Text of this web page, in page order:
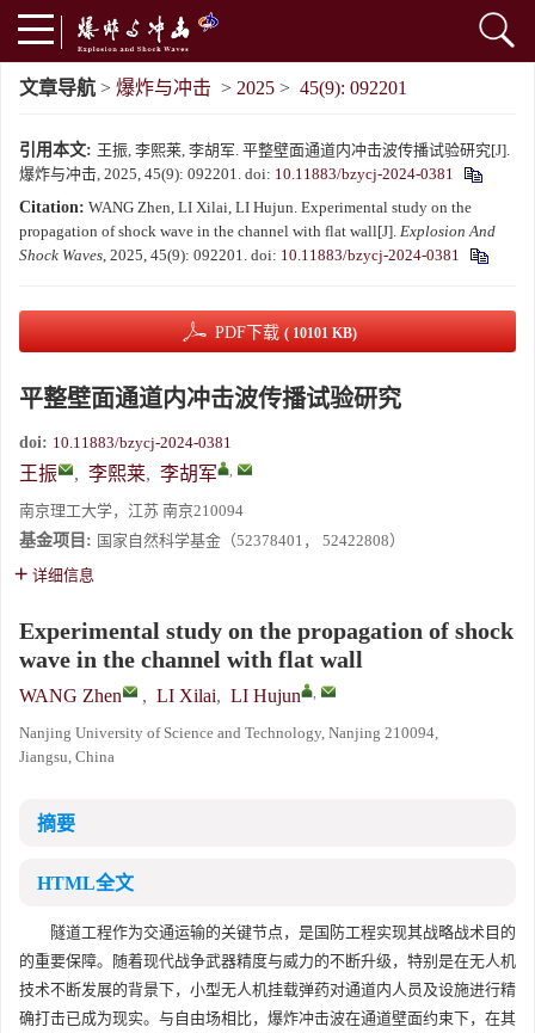
文章导航 > 爆炸与冲击 > 2025 > 45(9): 092201
引用本文: 王振, 李熙莱, 李胡军. 平整壁面通道内冲击波传播试验研究[J].
爆炸与冲击, 2025, 45(9): 092201. doi: 10.11883/bzycj-2024-0381
Citation: WANG Zhen, LI Xilai, LI Hujun. Experimental study on the
propagation of shock wave in the channel with flat wall[J]. Explosion And
Shock Waves, 2025, 45(9): 092201. doi: 10.11883/bzycj-2024-0381
PDF下载 ( 10101 KB)
平整壁面通道内冲击波传播试验研究
doi: 10.11883/bzycj-2024-0381
王振 , 李熙莱, 李胡军 ,
南京理工大学，江苏 南京210094
基金项目: 国家自然科学基金（52378401， 52422808）
详细信息
Experimental study on the propagation of shock
wave in the channel with flat wall
WANG Zhen , LI Xilai, LI Hujun ,
Nanjing University of Science and Technology, Nanjing 210094,
Jiangsu, China
摘要
HTML全文
隧道工程作为交通运输的关键节点，是国防工程实现其战略战术目的
的重要保障。随着现代战争武器精度与威力的不断升级，特别是在无人机
技术不断发展的背景下，小型无人机挂载弹药对通道内人员及设施进行精
确打击已成为现实。与自由场相比，爆炸冲击波在通道壁面约束下，在其